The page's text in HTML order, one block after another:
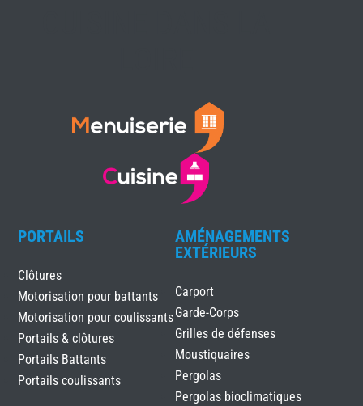
PORTAILS
Clôtures
Motorisation pour battants
Motorisation pour coulissants
Portails & clôtures
Portails Battants
Portails coulissants
AMÉNAGEMENTS
EXTÉRIEURS
Carport
Garde-Corps
Grilles de défenses
Moustiquaires
Pergolas
Pergolas bioclimatiques